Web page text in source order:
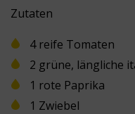
Zutaten
4 reife Tomaten
2 grüne, längliche
1 rote Paprika
1 Zwiebel